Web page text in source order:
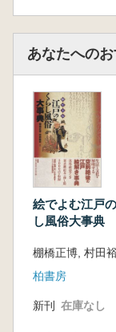
あなたへの
絵でよむ江戸
し風俗大事典
柏書房
新刊 在庫なし